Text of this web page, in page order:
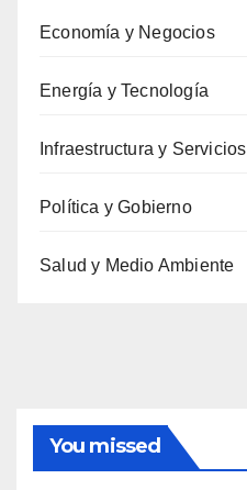
Economía y Negocios
Energía y Tecnología
Infraestructura y Servicios
Política y Gobierno
Salud y Medio Ambiente
You missed